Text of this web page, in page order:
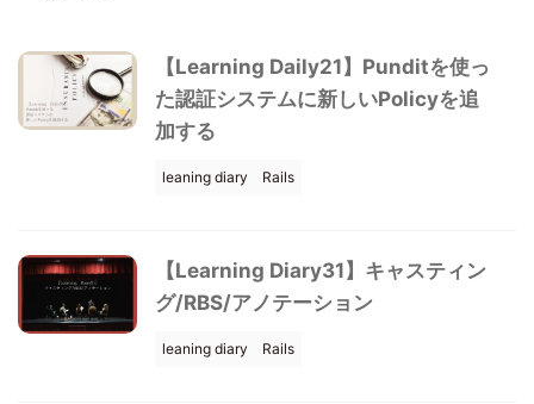
【Learning Daily21】Punditを使っ
た認証システムに新しいPolicyを追
加する
leaning diary Rails
【Learning Diary31】キャスティン
グ/RBS/アノテーション
leaning diary Rails